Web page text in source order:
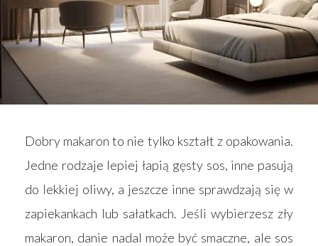
Dobry makaron to nie tylko kształt z opakowania.
Jedne rodzaje lepiej łapią gęsty sos, inne pasują
do lekkiej oliwy, a jeszcze inne sprawdzają się w
zapiekankach lub sałatkach. Jeśli wybierzesz zły
makaron, danie nadal może być smaczne, ale sos